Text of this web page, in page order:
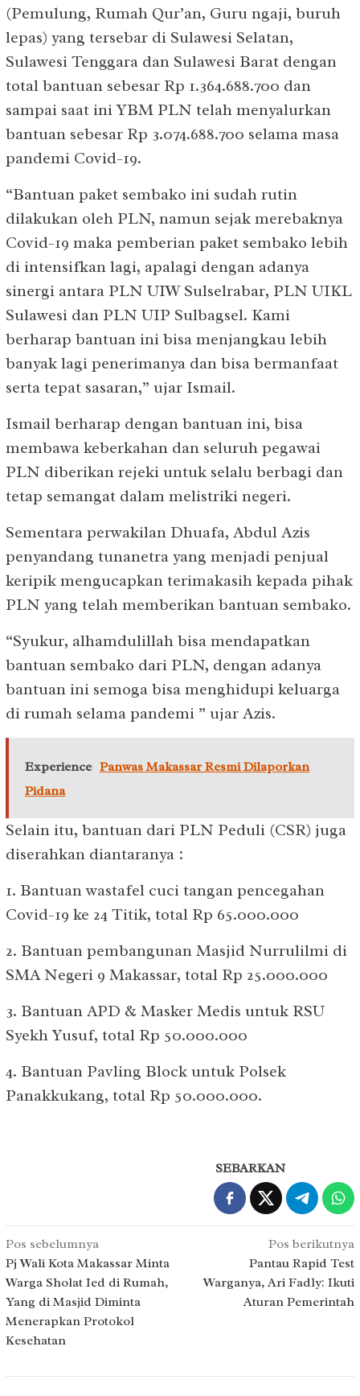
(Pemulung, Rumah Qur’an, Guru ngaji, buruh
lepas) yang tersebar di Sulawesi Selatan,
Sulawesi Tenggara dan Sulawesi Barat dengan
total bantuan sebesar Rp 1.364.688.700 dan
sampai saat ini YBM PLN telah menyalurkan
bantuan sebesar Rp 3.074.688.700 selama masa
pandemi Covid-19.
“Bantuan paket sembako ini sudah rutin
dilakukan oleh PLN, namun sejak merebaknya
Covid-19 maka pemberian paket sembako lebih
di intensifkan lagi, apalagi dengan adanya
sinergi antara PLN UIW Sulselrabar, PLN UIKL
Sulawesi dan PLN UIP Sulbagsel. Kami
berharap bantuan ini bisa menjangkau lebih
banyak lagi penerimanya dan bisa bermanfaat
serta tepat sasaran,” ujar Ismail.
Ismail berharap dengan bantuan ini, bisa
membawa keberkahan dan seluruh pegawai
PLN diberikan rejeki untuk selalu berbagi dan
tetap semangat dalam melistriki negeri.
Sementara perwakilan Dhuafa, Abdul Azis
penyandang tunanetra yang menjadi penjual
keripik mengucapkan terimakasih kepada pihak
PLN yang telah memberikan bantuan sembako.
“Syukur, alhamdulillah bisa mendapatkan
bantuan sembako dari PLN, dengan adanya
bantuan ini semoga bisa menghidupi keluarga
di rumah selama pandemi ” ujar Azis.
Experience Panwas Makassar Resmi Dilaporkan
Pidana
Selain itu, bantuan dari PLN Peduli (CSR) juga
diserahkan diantaranya :
1. Bantuan wastafel cuci tangan pencegahan
Covid-19 ke 24 Titik, total Rp 65.000.000
2. Bantuan pembangunan Masjid Nurrulilmi di
SMA Negeri 9 Makassar, total Rp 25.000.000
3. Bantuan APD & Masker Medis untuk RSU
Syekh Yusuf, total Rp 50.000.000
4. Bantuan Pavling Block untuk Polsek
Panakkukang, total Rp 50.000.000.
SEBARKAN
Navigasi
pos
Pos sebelumnya
Pj Wali Kota Makassar Minta
Warga Sholat Ied di Rumah,
Yang di Masjid Diminta
Menerapkan Protokol
Kesehatan
Pos berikutnya
Pantau Rapid Test
Warganya, Ari Fadly: Ikuti
Aturan Pemerintah